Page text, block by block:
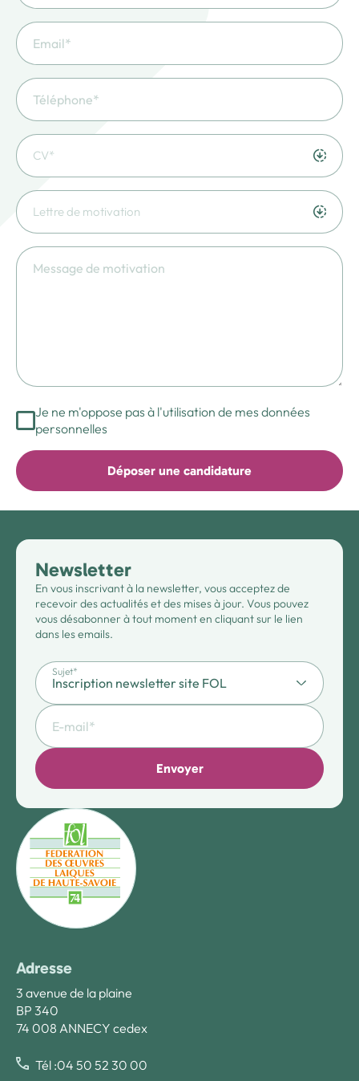
CV*
Lettre de motivation
Je ne m'oppose pas à l'utilisation de mes données
personnelles
Déposer une candidature
Newsletter
En vous inscrivant à la newsletter, vous acceptez de
recevoir des actualités et des mises à jour. Vous pouvez
vous désabonner à tout moment en cliquant sur le lien
dans les emails.
Sujet*
Envoyer
Adresse
3 avenue de la plaine
BP 340
74 008 ANNECY cedex
Tél :04 50 52 30 00